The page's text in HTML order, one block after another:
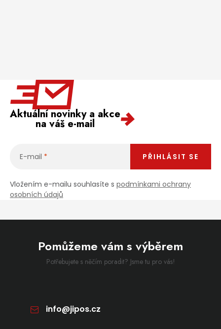
Aktuální novinky a akce
na váš e-mail
E-mail
Vložením e-mailu souhlasíte s podmínkami ochrany
osobních údajů
PŘIHLÁSIT SE
Pomůžeme vám s výběrem
Potřebujete s něčím poradit? Jsme tu pro vás!
info@jipos.cz